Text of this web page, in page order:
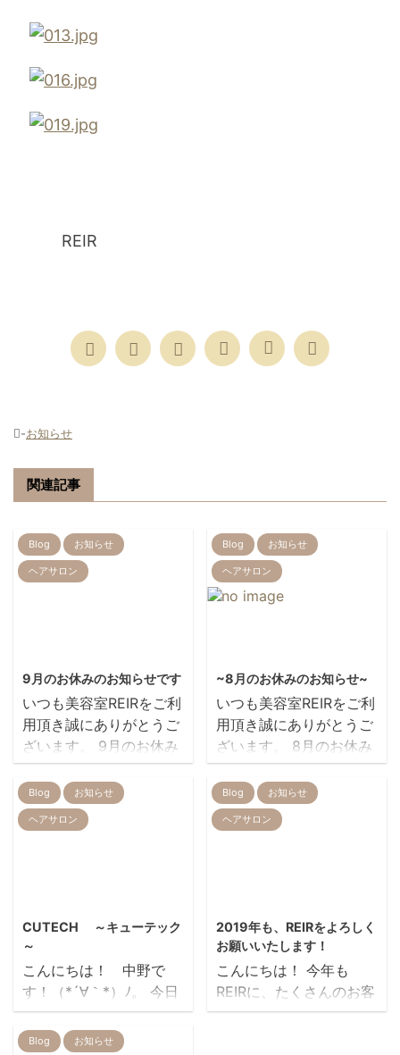
REIR
-お知らせ
関連記事
Blog お知らせ
ヘアサロン
9月のお休みのお知らせです
いつも美容室REIRをご利
用頂き誠にありがとうご
ざいます。 9月のお休み
のお知らせです。 ピンク
の斜線の所がお休みにな
ります。 ご不便をお掛け
致しますがよろしくお願
Blog お知らせ
ヘアサロン
~8月のお休みのお知らせ~
いつも美容室REIRをご利
用頂き誠にありがとうご
ざいます。 8月のお休み
の追加のお知らせです。
８月30日(日) お休みさせ
ていただきます。 ご不便
をお掛け致しますがよろ
Blog お知らせ
ヘアサロン
CUTECH ～キューテック
～
こんにちは！ 中野で
す！（*´∀｀*）ﾉ。 今日
は REIRの新しいトリー
トメントCUTECH(キュ
Blog お知らせ
ヘアサロン
2019年も、REIRをよろしく
お願いいたします！
こんにちは！ 今年も
REIRに、たくさんのお客
様がご来店いただけるよ
Blog お知らせ